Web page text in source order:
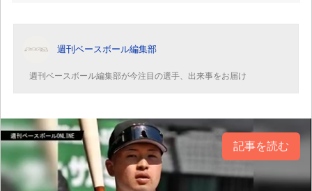
週刊ベースボール編集部
週刊ベースボール編集部が今注目の選手、出来事をお届け
記事を読む